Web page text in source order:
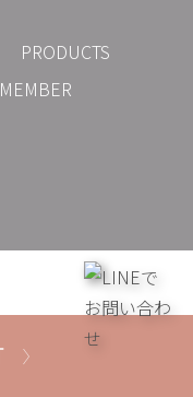
PRODUCTS
MEMBER